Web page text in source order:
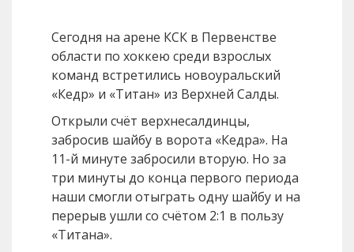
Сегодня на арене КСК в Первенстве
области по хоккею среди взрослых
команд встретились новоуральский
«Кедр» и «Титан» из Верхней Салды.
Открыли счёт верхнесалдинцы,
забросив шайбу в ворота «Кедра». На
11-й минуте забросили вторую. Но за
три минуты до конца первого периода
наши смогли отыграть одну шайбу и на
перерыв ушли со счётом 2:1 в пользу
«Титана».